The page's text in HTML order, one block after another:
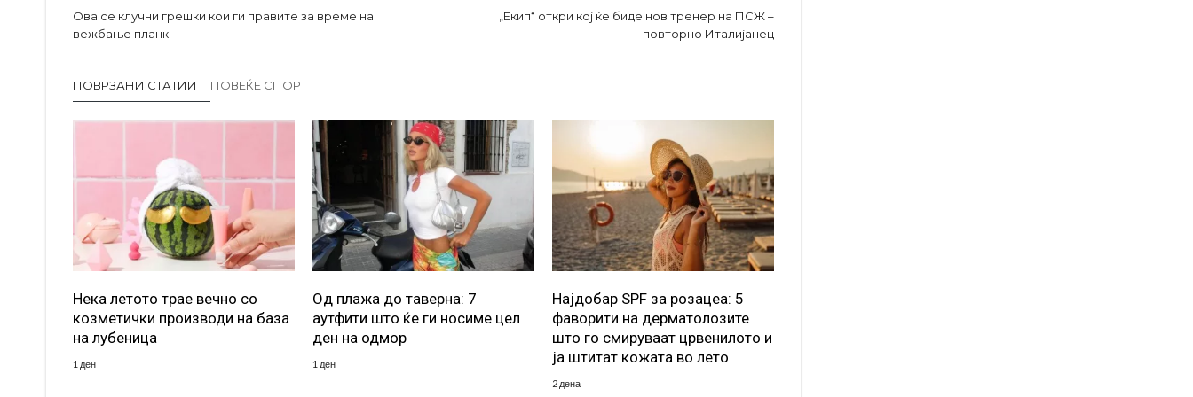
Ова се клучни грешки кои ги правите за време на
вежбање планк
„Екип“ откри кој ќе биде нов тренер на ПСЖ –
повторно Италијанец
ПОВРЗАНИ СТАТИИ ПОВЕЌЕ СПОРТ
Нека летото трае вечно со
козметички производи на база
на лубеница
1 ден
Од плажа до таверна: 7
аутфити што ќе ги носиме цел
ден на одмор
1 ден
Најдобар SPF за розацеа: 5
фаворити на дерматолозите
што го смируваат црвенилото и
ја штитат кожата во лето
2 дена